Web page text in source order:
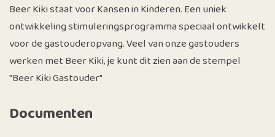
Beer Kiki staat voor Kansen in Kinderen. Een uniek
ontwikkeling stimuleringsprogramma speciaal ontwikkelt
voor de gastouderopvang. Veel van onze gastouders
werken met Beer Kiki, je kunt dit zien aan de stempel
"Beer Kiki Gastouder"
Documenten